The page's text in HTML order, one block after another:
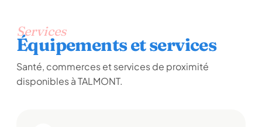
Services
Équipements et services
Santé, commerces et services de proximité
disponibles à TALMONT.